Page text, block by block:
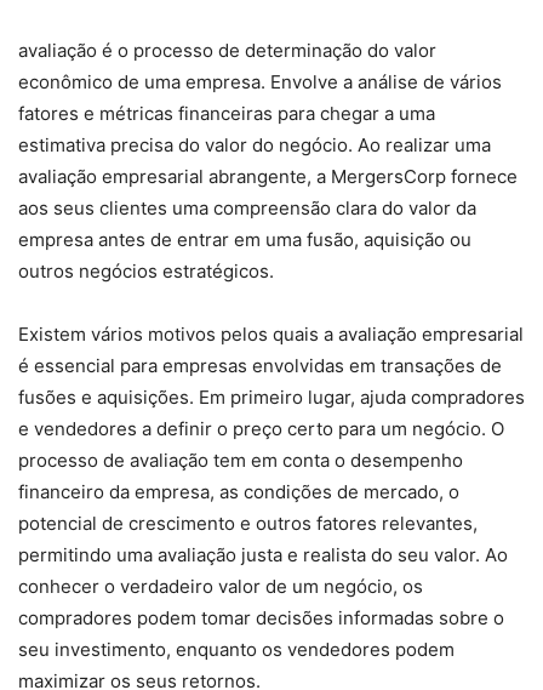
avaliação é o processo de determinação do valor
econômico de uma empresa. Envolve a análise de vários
fatores e métricas financeiras para chegar a uma
estimativa precisa do valor do negócio. Ao realizar uma
avaliação empresarial abrangente, a MergersCorp fornece
aos seus clientes uma compreensão clara do valor da
empresa antes de entrar em uma fusão, aquisição ou
outros negócios estratégicos.
Existem vários motivos pelos quais a avaliação empresarial
é essencial para empresas envolvidas em transações de
fusões e aquisições. Em primeiro lugar, ajuda compradores
e vendedores a definir o preço certo para um negócio. O
processo de avaliação tem em conta o desempenho
financeiro da empresa, as condições de mercado, o
potencial de crescimento e outros fatores relevantes,
permitindo uma avaliação justa e realista do seu valor. Ao
conhecer o verdadeiro valor de um negócio, os
compradores podem tomar decisões informadas sobre o
seu investimento, enquanto os vendedores podem
maximizar os seus retornos.